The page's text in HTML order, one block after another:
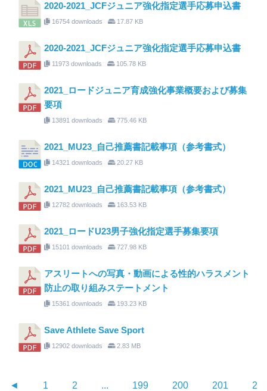
2020-2021_JCFジュニア強化指定選手応募申込書
16754 downloads 17.87 KB
2020-2021_JCFジュニア強化指定選手応募申込書
11973 downloads 105.78 KB
2021_ロードジュニア育成強化事業概要および募集
要項
13891 downloads 775.46 KB
2021_MU23_自己推薦書記載事項（参考書式）
14321 downloads 20.27 KB
2021_MU23_自己推薦書記載事項（参考書式）
12782 downloads 163.53 KB
2021_ロードU23男子強化指定選手募集要項
15101 downloads 727.98 KB
アスリートへの写真・動画による性的ハラスメント
防止の取り組みステートメント
15361 downloads 193.23 KB
Save Athlete Save Sport
12902 downloads 2.83 MB
◄ 1 2 ... 199 200 201